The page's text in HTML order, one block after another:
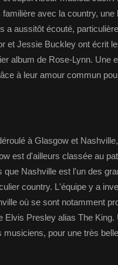
avec la country, une
a aussitôt écouté,
et Jessie Buckley ont écrit
album de Rose-Lynn. Une
à leur amour commun
à Glasgow et
est d'ailleurs classée au
Nashville est l'un des
country. L'équipe y a
où se sont notamment
Elvis Presley alias The
pour une très